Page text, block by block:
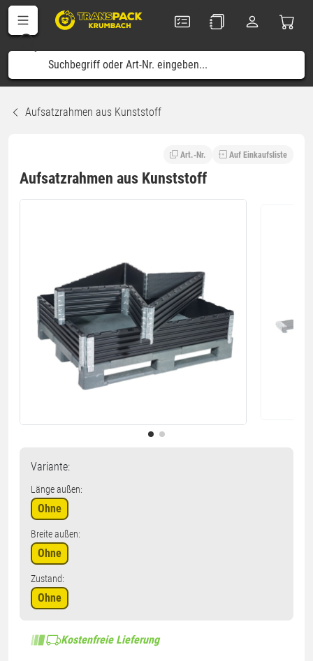
Aufsatzrahmen aus Kunststoff
Art.-Nr. Auf Einkaufsliste
Aufsatzrahmen aus Kunststoff
Variante:
Länge außen:
Ohne
Breite außen:
Ohne
Zustand:
Ohne
Kostenfreie Lieferung